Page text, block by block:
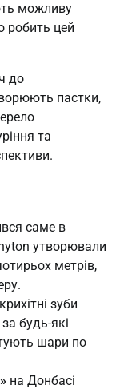
можливу
робить цей
до
пастки,
та
саме в
утворювали
метрів,
зуби
будь-які
шари по
на Донбасі